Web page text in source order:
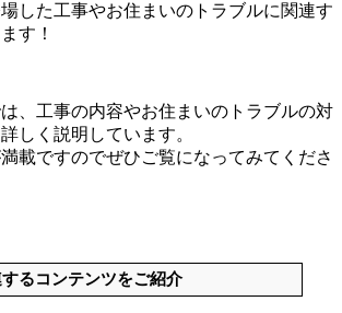
した工事やお住まいのトラブルに関連す
す！
、工事の内容やお住まいのトラブルの対
しく説明しています。
載ですのでぜひご覧になってみてくださ
るコンテンツをご紹介